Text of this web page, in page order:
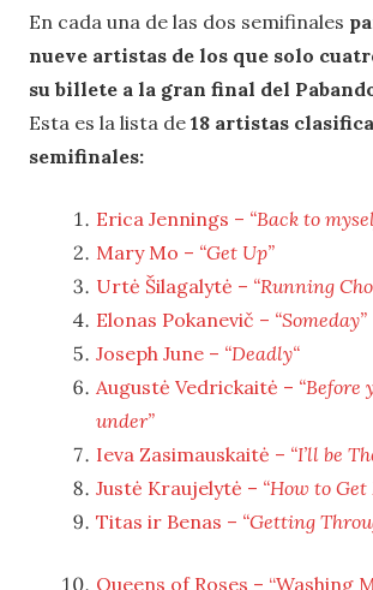
En cada una de las dos semifinales
nueve artistas de los que solo
su billete a la gran final del
Esta es la lista de 18 artistas
semifinales:
Erica Jennings – “Back to
Mary Mo – “Get Up”
Urtė Šilagalytė – “Running
Elonas Pokanevič – “Someday”
Joseph June – “Deadly“
Augustė Vedrickaitė – “Before
under”
Ieva Zasimauskaitė – “I’ll be
Justė Kraujelytė – “How to
Titas ir Benas – “Getting
Queens of Roses – “Washing